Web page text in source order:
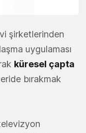
şirketlerinden
uygulaması
küresel çapta
bırakmak